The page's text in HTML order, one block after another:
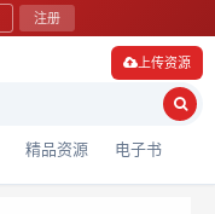
注册
精品资源 电子书
上传资源